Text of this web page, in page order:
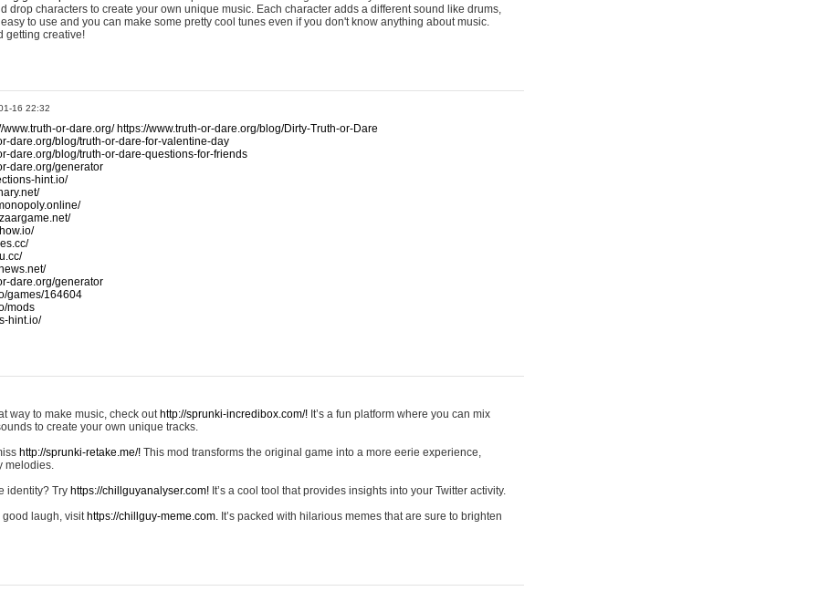
drop characters to create your own unique music. Each character adds a different sound like drums,
to use and you can make some pretty cool tunes even if you don't know anything about music.
getting creative!
16 22:32
www.truth-or-dare.org/ https://www.truth-or-dare.org/blog/Dirty-Truth-or-Dare
dare.org/blog/truth-or-dare-for-valentine-day
dare.org/blog/truth-or-dare-questions-for-friends
dare.org/generator
hint.io/
dare.org/generator
games/164604
mods
hint.io/
way to make music, check out http://sprunki-incredibox.com/! It’s a fun platform where you can mix
to create your own unique tracks.
http://sprunki-retake.me/! This mod transforms the original game into a more eerie experience,
melodies.
identity? Try https://chillguyanalyser.com! It’s a cool tool that provides insights into your Twitter activity.
good laugh, visit https://chillguy-meme.com. It’s packed with hilarious memes that are sure to brighten